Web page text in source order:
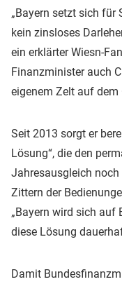
„Bayern setzt sich für
kein zinsloses
ein erklärter Wiesn-
Finanzminister auch
eigenem Zelt auf dem
Seit 2013 sorgt er
Lösung“, die den
Jahresausgleich
Zittern der
„Bayern wird sich auf
diese Lösung
Damit